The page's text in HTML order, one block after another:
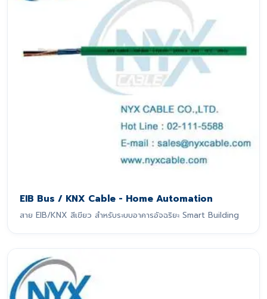
EIB Bus / KNX Cable - Home Automation
สาย EIB/KNX สีเขียว สำหรับระบบอาคารอัจฉริยะ Smart Building